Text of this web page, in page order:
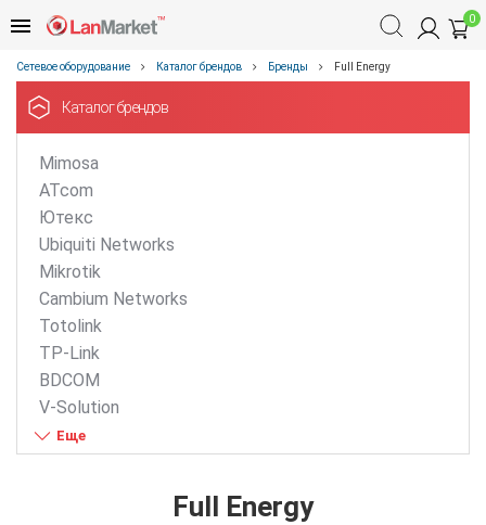
0
Сетевое оборудование Каталог брендов Бренды Full Energy
Каталог брендов
Mimosa
ATcom
Ютекс
Ubiquiti Networks
Mikrotik
Cambium Networks
Totolink
TP-Link
BDCOM
V-Solution
ZTE
D-Link
Full Energy